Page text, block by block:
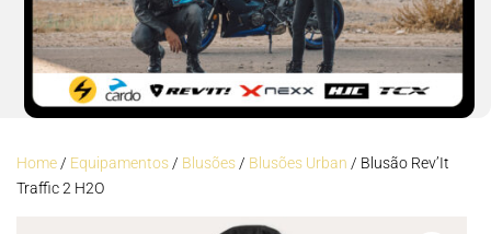
Home/ Equipamentos/ Blusões/ Blusões Urban / Blusão Rev’It
Traffic 2 H2O